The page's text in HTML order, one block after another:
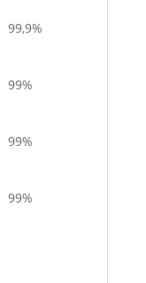
99,9%
99%
99%
99%